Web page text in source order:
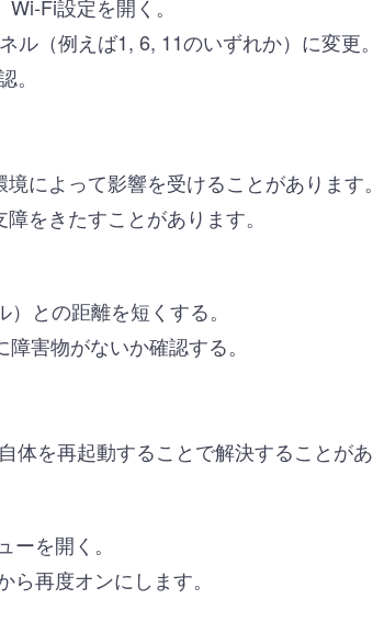
Fi設定を開く。
（例えば1, 6, 11のいずれか）に変更。
によって影響を受けることがあります
をきたすことがあります。
との距離を短くする。
害物がないか確認する。
を再起動することで解決することがあ
を開く。
再度オンにします。